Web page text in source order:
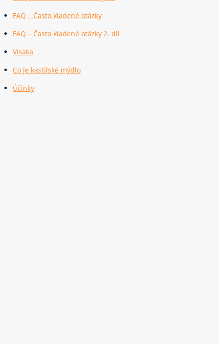
FAQ – Často kladené otázky
FAQ – Často kladené otázky 2. díl
Visaka
Co je kastilské mýdlo
Účinky